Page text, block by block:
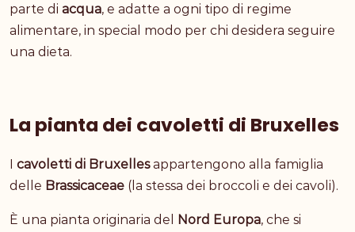
parte di acqua, e adatte a ogni tipo di regime
alimentare, in special modo per chi desidera seguire
una dieta.
La pianta dei cavoletti di Bruxelles
I cavoletti di Bruxellesappartengono alla famiglia
delle Brassicaceae (la stessa dei broccoli e dei cavoli).
È una pianta originaria del Nord Europa, che si